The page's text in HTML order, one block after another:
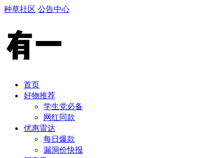
种草社区 公告中心
首页
好物推荐
学生党必备
​网红同款
优惠雷达
每日爆款
漏洞价快报